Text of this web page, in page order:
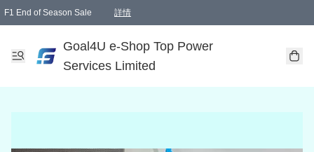
F1 End of Season Sale 詳情
Goal4U e-Shop Top Power
Services Limited